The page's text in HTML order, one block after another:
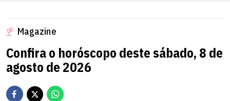
Magazine
Confira o horóscopo deste sábado, 8 de
agosto de 2026